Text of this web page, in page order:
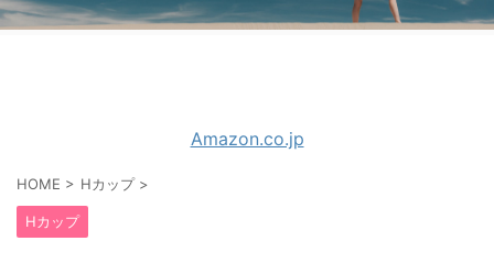
Amazon.co.jp
HOME > Hカップ >
Hカップ